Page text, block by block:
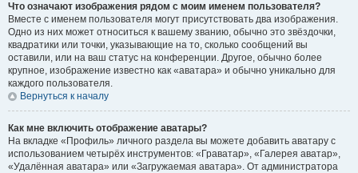
Что означают изображения рядом с моим именем пользователя?
Вместе с именем пользователя могут присутствовать два изображения.
Одно из них может относиться к вашему званию, обычно это звёздочки,
квадратики или точки, указывающие на то, сколько сообщений вы
оставили, или на ваш статус на конференции. Другое, обычно более
крупное, изображение известно как «аватара» и обычно уникально для
каждого пользователя.
Вернуться к началу
Как мне включить отображение аватары?
На вкладке «Профиль» личного раздела вы можете добавить аватару с
использованием четырёх инструментов: «Граватар», «Галерея аватар»,
«Удалённая аватара» или «Загружаемая аватара». От администратора